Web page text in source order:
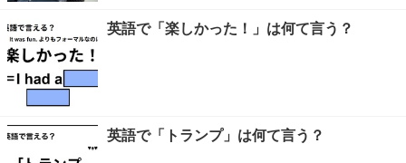
英語で「楽しかった！」は何て言う？
英語で「トランプ」は何て言う？